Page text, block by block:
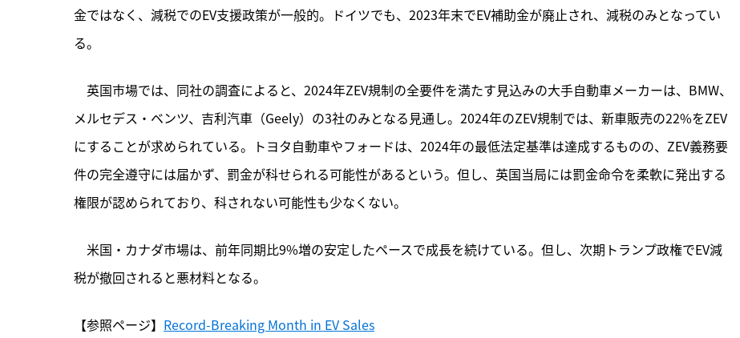
金ではなく、減税でのEV支援政策が一般的。ドイツでも、2023年末でEV補助金が廃止され、減税のみとなってい
る。
英国市場では、同社の調査によると、2024年ZEV規制の全要件を満たす見込みの大手自動車メーカーは、BMW、
メルセデス・ベンツ、吉利汽車（Geely）の3社のみとなる見通し。2024年のZEV規制では、新車販売の22%をZEV
にすることが求められている。トヨタ自動車やフォードは、2024年の最低法定基準は達成するものの、ZEV義務要
件の完全遵守には届かず、罰金が科せられる可能性があるという。但し、英国当局には罰金命令を柔軟に発出する
権限が認められており、科されない可能性も少なくない。
米国・カナダ市場は、前年同期比9%増の安定したペースで成長を続けている。但し、次期トランプ政権でEV減
税が撤回されると悪材料となる。
【参照ページ】 Record-Breaking Month in EV Sales